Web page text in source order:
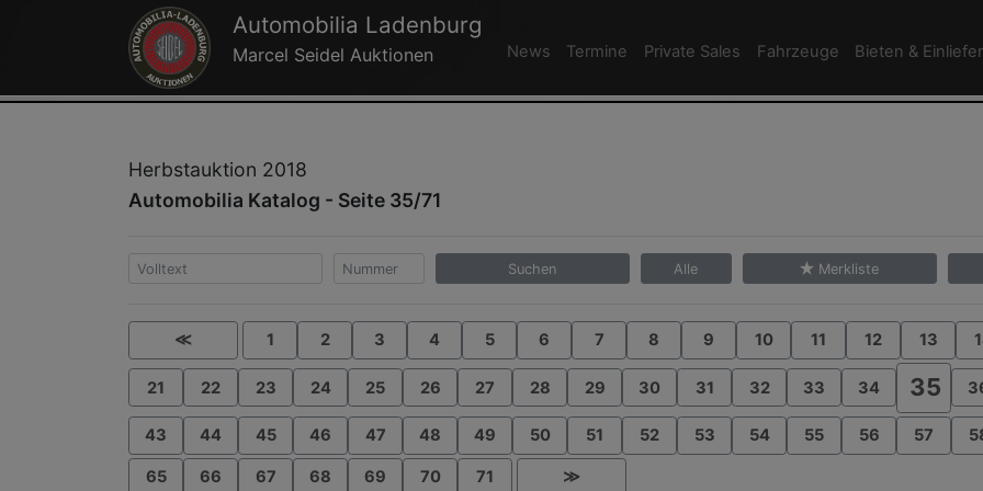
Automobilia Ladenburg
Marcel Seidel Auktionen News Termine Private Sales Fahrzeuge Bieten &
Herbstauktion 2018
Automobilia Katalog - Seite 35/71
Suchen Alle Merkliste
≪ 1 2 3 4 5 6 7 8 9 10 11 12 13
21 22 23 24 25 26 27 28 29 30 31 32 33 34 35
43 44 45 46 47 48 49 50 51 52 53 54 55 56 57
65 66 67 68 69 70 71 ≫